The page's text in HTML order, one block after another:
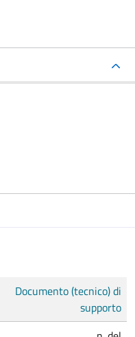
Documento (tecnico) di
supporto